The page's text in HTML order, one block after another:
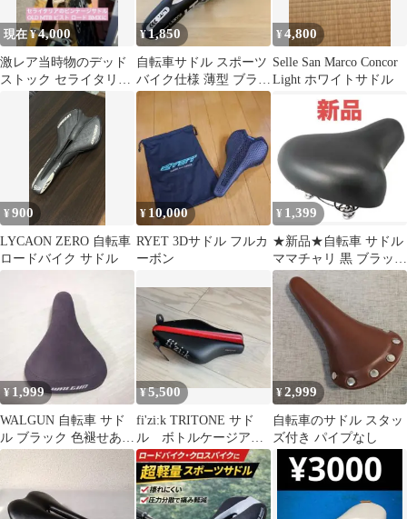
現在 ¥4,000
激レア当時物のデッド
ストック セライタリア
CANYON サドル OLD
¥1,850
自転車サドル スポーツ
バイク仕様 薄型 ブラッ
ク白ライン
¥4,800
Selle San Marco Concor
Light ホワイトサドル
¥900
LYCAON ZERO 自転車
ロードバイク サドル
¥ 10,000
RYET 3Dサドル フルカ
ーボン
¥ 1,399
★新品★自転車 サドル
ママチャリ 黒 ブラック
YAMAHA Panasonic
¥ 1,999
WALGUN 自転車 サド
ル ブラック 色褪せあり
マウンテンバイク ウィ
¥5,500
fi'zi:k TRITONE サド
ル ボトルケージアダ
プター付き
¥2,999
自転車のサドル スタッ
ズ付き パイプなし